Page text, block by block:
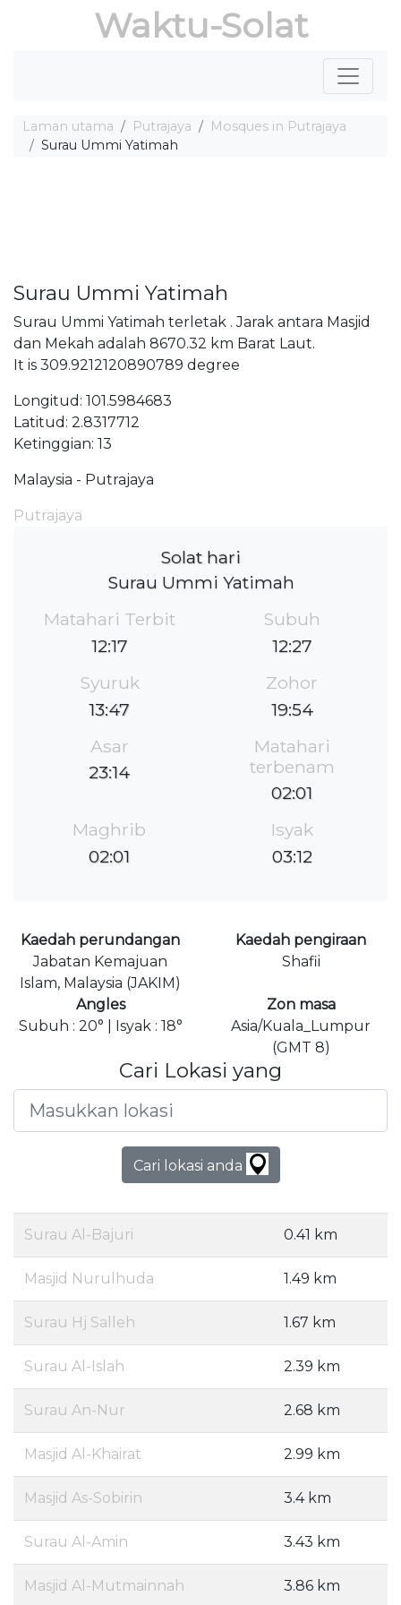
Waktu-Solat
Laman utama Putrajaya
Mosques in Putrajaya
Surau Ummi Yatimah
Surau Ummi Yatimah
Surau Ummi Yatimah terletak . Jarak antara Masjid
dan Mekah adalah 8670.32 km Barat Laut.
It is 309.9212120890789 degree
Longitud: 101.5984683
Latitud: 2.8317712
Ketinggian: 13
Malaysia - Putrajaya
Putrajaya
Solat hari
Surau Ummi Yatimah
Matahari Terbit
12:17
Subuh
12:27
Syuruk
13:47
Zohor
19:54
Asar
23:14
Matahari
terbenam
02:01
Maghrib
02:01
Isyak
03:12
Kaedah perundangan
Jabatan Kemajuan
Islam, Malaysia (JAKIM)
Kaedah pengiraan
Shafii
Angles
Subuh : 20° | Isyak : 18°
Zon masa
Asia/Kuala_Lumpur
(GMT 8)
Cari Lokasi yang
Cari lokasi anda
Surau Al-Bajuri 0.41 km
Masjid Nurulhuda 1.49 km
Surau Hj Salleh 1.67 km
Surau Al-Islah 2.39 km
Surau An-Nur 2.68 km
Masjid Al-Khairat 2.99 km
Masjid As-Sobirin 3.4 km
Surau Al-Amin 3.43 km
Masjid Al-Mutmainnah 3.86 km